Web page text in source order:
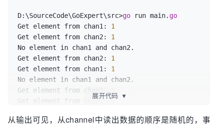
for {
select {
case e := <- chan1 :
            fmt.Printf(
"Get element from chan1:
%d\n", e)
case e := <- chan2 :
            fmt.Printf(
"Get element from chan2:
%d\n", e)
default
chan2.\n"
D:\SourceCode\GoExpert\src>go run main. go
Get element from chan1: 1
Get element from chan2: 1
No element in chan1 and chan2.
Get element from chan2: 1
Get element from chan1: 1
No element in chan1 and chan2.
Get element from chan2:
Get element from chan1: 1
展开代码 ▼
从输出可见，从channel中读出数据的顺序是随机的，事